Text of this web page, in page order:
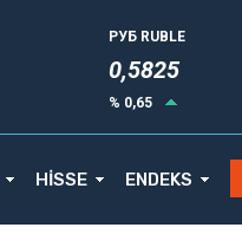
РУБ RUBLE
0,5834
% 0,65
HİSSE ENDEKS